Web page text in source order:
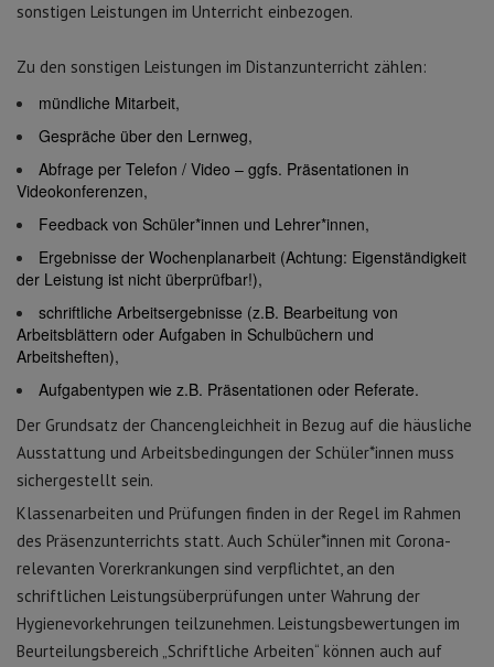
sonstigen Leistungen im Unterricht einbezogen.
Zu den sonstigen Leistungen im Distanzunterricht zählen:
mündliche Mitarbeit,
Gespräche über den Lernweg,
Abfrage per Telefon / Video – ggfs. Präsentationen in
Videokonferenzen,
Feedback von Schüler*innen und Lehrer*innen,
Ergebnisse der Wochenplanarbeit (Achtung: Eigenständigkeit
der Leistung ist nicht überprüfbar!),
schriftliche Arbeitsergebnisse (z.B. Bearbeitung von
Arbeitsblättern oder Aufgaben in Schulbüchern und
Arbeitsheften),
Aufgabentypen wie z.B. Präsentationen oder Referate.
Der Grundsatz der Chancengleichheit in Bezug auf die häusliche
Ausstattung und Arbeitsbedingungen der Schüler*innen muss
sichergestellt sein.
Klassenarbeiten und Prüfungen finden in der Regel im Rahmen
des Präsenzunterrichts statt. Auch Schüler*innen mit Corona-
relevanten Vorerkrankungen sind verpflichtet, an den
schriftlichen Leistungsüberprüfungen unter Wahrung der
Hygienevorkehrungen teilzunehmen. Leistungsbewertungen im
Beurteilungsbereich „Schriftliche Arbeiten“ können auch auf